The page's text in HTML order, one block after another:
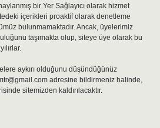
bir Yer Sağlayıcı olarak hizmet
içerikleri proaktif olarak denetleme
bulunmamaktadır. Ancak, üyelerimiz
taşımakta olup, siteye üye olarak bu
aykırı olduğunu düşündüğünüz
adresine bildirmeniz halinde,
sitemizden kaldırılacaktır.